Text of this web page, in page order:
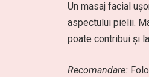
Un masaj facial
aspectului pielii.
poate contribui și
Recomandare: